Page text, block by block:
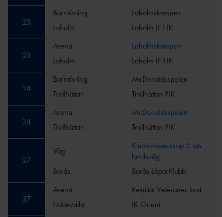
23
Barntävling
Laholmskampen
Laholm
Laholm IF FIK
23
Arena
Laholmskampen
Laholm
Laholm IF FIK
24
Barntävling
McDonaldsspelen
Trollhättan
Trollhättan FIK
24
Arena
McDonaldsspelen
Trollhättan
Trollhättan FIK
27
Väg
Klubbmästerskap 5 km
landsväg
Borås
Borås LöparKlubb
27
Arena
Resultat Veteraner kast
Uddevalla
IK Orient